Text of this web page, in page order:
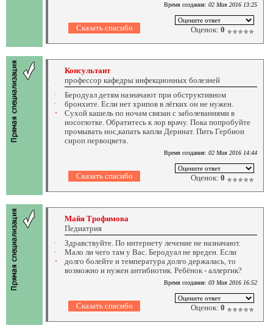
Время создания: 02 Мая 2016 13:25
Оценок: 0
Консультант
профессор кафедры инфекционных болезней
Беродуал детям назначают при обструктивном
бронхите. Если нет хрипов в лёгких он не нужен.
Сухой кашель по ночам связан с заболеваниями в
носоглотке. Обратитесь к лор врачу. Пока попробуйте
промывать нос,капать капли Деринат. Пить Гербион
сироп первоцвета.
Время создания: 02 Мая 2016 14:44
Оценок: 0
Майя Трофимова
Педиатрия
Здравствуйте. По интернету лечение не назначают.
Мало ли чего там у Вас. Беродуал не вреден. Если
долго болейте и температура долго держалась, то
возможно и нужен антибиотик. Ребёнок - аллергик?
Время создания: 03 Мая 2016 16:52
Оценок: 0